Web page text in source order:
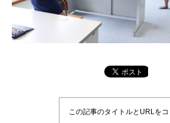
この記事のタイトルとURLを